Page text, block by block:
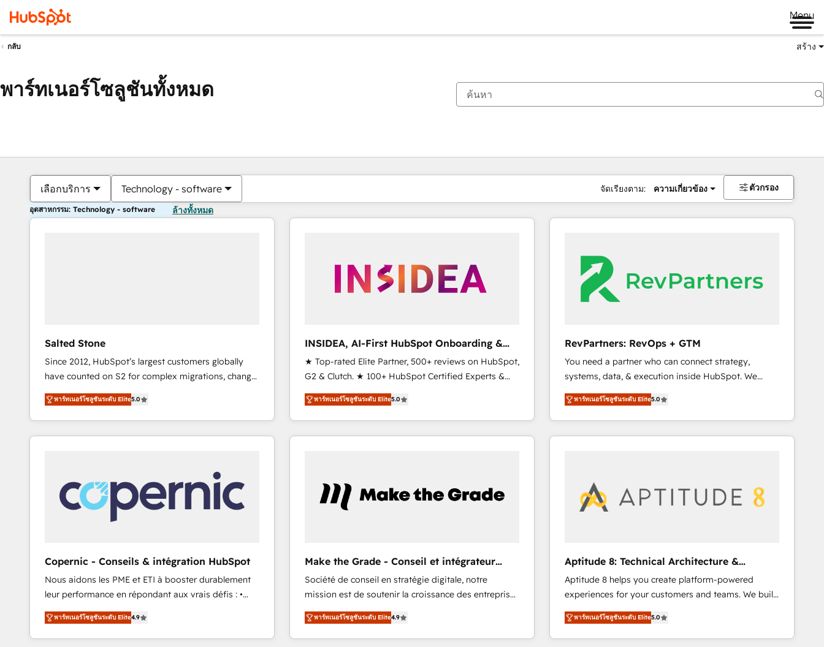
Menu
กลับ สร้าง
พาร์ทเนอร์โซลูชันทั้งหมด
เลือกบริการ Technology - software จัดเรียงตาม: ความเกี่ยวข้อง ตัวกรอง
อุตสาหกรรม: Technology - software ล้างทั้งหมด
Salted Stone
Since 2012, HubSpot’s largest customers globally
have counted on S2 for complex migrations, change
management, systems integration, and creative
solutions that deliver measurable impact and
transform brand experiences As one of the few full-
service creative agencies in the HubSpot
regionalized HubSpot websites, integrated
marketing campaigns, & RevOps frameworks that
fuel long-term success We connect the entire
customer lifecycle through seamless integrations,
and service to drive sustainable growth With 6 key
HubSpot accreditations and experience across
hundreds of organizations in dozens of industries,
there’s a good chance one of our globally integrated
teams has worked with clients just like you Let’s
explore whether S2 is the partner you’ve been
พาร์ทเนอร์โซลูชันระดับ Elite5.0
INSIDEA, AI-First HubSpot Onboarding &
RevOps
★ Top-rated Elite Partner, 500+ reviews on HubSpot,
G2 & Clutch. ★ 100+ HubSpot Certified Experts &
Trainers across the team ★ 1,500+ implementations
across five continents ★ AI-First, RevOps-led,
Onboarding obsessed ★ Company of the Year
2024/25 INSIDEA helps growing companies turn
your time zone. What we do ➤ Onboarding: Live in
weeks, with workflows built around your business,
revenue process. Sales, marketing, and service wired
together. ➤ AI and Integrations: Layer Breeze AI,
custom agents, and APIs to remove manual work. ➤
Ongoing Management: Monthly tune-ups, feature
rollouts, adoption coaching. Buying HubSpot,
switching to it, or reviving a stale portal? We are
พาร์ทเนอร์โซลูชันระดับ Elite5.0
RevPartners: RevOps + GTM
You need a partner who can connect strategy,
systems, data, & execution inside HubSpot. We
bridge the gap where most agencies fall short by
combining GTM strategy with technical execution to
solve the right problem with the right solution. As the
only firm in the world to hold Elite Partner
market execution. Why B2B Businesses Choose RP: -
Secure: Soc2 compliant 🛡️ - Pricing: Implementations
HubSpot Partner 🪴 - Sales Hub: More
implementations than any other Partner 💻 -
Migrations: We convert Salesforce addicts to
HubSpot evangelists 🧡 Don't hire a marketing
agency for an Ops problem. Don't hire a technical
agency for a growth problem. Hire a partner built to
พาร์ทเนอร์โซลูชันระดับ Elite5.0
Copernic - Conseils & intégration HubSpot
Nous aidons les PME et ETI à booster durablement
leur performance en répondant aux vrais défis : •
Intégration de HubSpot avec d’autres outils (ERP,
téléphonie, etc.) • Alignement des équipes grâce à un
outil et des données partagées • Amélioration de la
พาร์ทเนอร์โซลูชันระดับ Elite4.9
Make the Grade - Conseil et intégrateur
HubSpot
Société de conseil en stratégie digitale, notre
mission est de soutenir la croissance des entreprises
B2B à travers l’acquisition de nouveaux clients,
l'intégration CRM et le développement des revenus
auprès de vos comptes existants. En France et à
พาร์ทเนอร์โซลูชันระดับ Elite4.9
Aptitude 8: Technical Architecture &
Deployment
Aptitude 8 helps you create platform-powered
experiences for your customers and teams. We build
multi-hub solutions and orchestrate operations
across your entire tech stack. Aptitude 8 is trusted
by top brands such as Lenovo, Bluetooth,
พาร์ทเนอร์โซลูชันระดับ Elite5.0
ตอนนี้คุณอยู่ที่หน้า
หน้า หน้า หน้า หน้า หน้า หน้า หน้า หน้า หน้า หน้า